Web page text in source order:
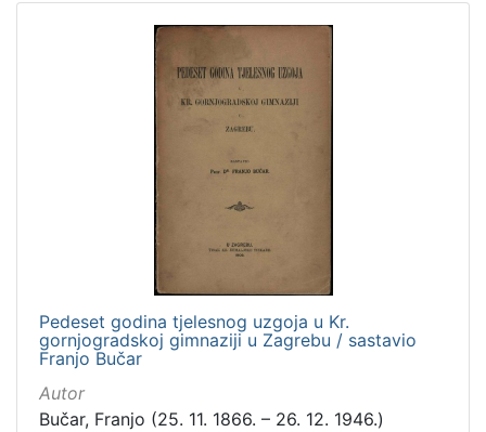
Pedeset godina tjelesnog uzgoja u Kr.
gornjogradskoj gimnaziji u Zagrebu / sastavio
Franjo Bučar
Autor
Bučar, Franjo (25. 11. 1866. – 26. 12. 1946.)